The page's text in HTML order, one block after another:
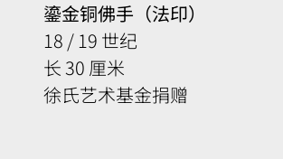
簿
鎏金铜佛手（法印）
18 / 19 世纪
长 30 厘米
徐氏艺术基金捐赠